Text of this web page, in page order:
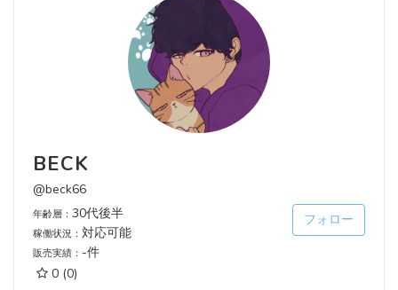
BECK
@beck66
年齢層： 30代後半
稼働状況： 対応可能
販売実績： -件
0 (0)
フォロー